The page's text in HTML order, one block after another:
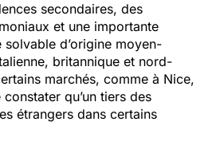
secondaires, des
et une importante
d’origine moyen-
britannique et nord-
marchés, comme à Nice,
constater qu’un tiers des
étrangers dans certains